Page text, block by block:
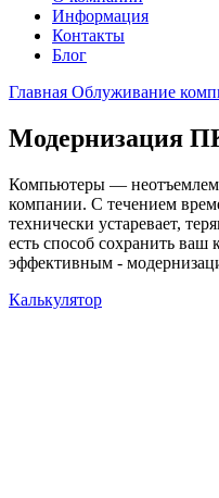
Информация
Контакты
Блог
Главная Облуживание
Модернизация
Компьютеры —
компании. С течением
технически устаревает,
есть способ сохранить
эффективным -
Калькулятор